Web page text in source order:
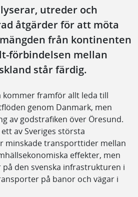
utreder och
åtgärder för att möta
från kontinenten
förbindelsen mellan
står färdig.
kommer framför allt leda till
genom Danmark, men
av godstrafiken över Öresund.
av Sveriges största
minskade transporttider mellan
effekter, men
på den svenska infrastrukturen i
på banor och vägar i